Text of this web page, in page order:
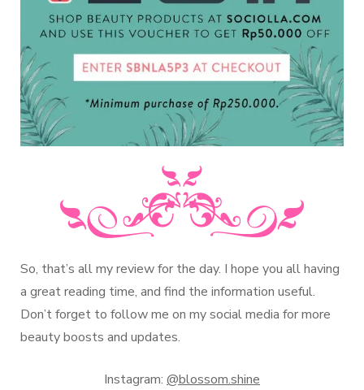
So, that’s all my review for the day. I hope you all having
a great reading time, and find the information useful.
Don’t forget to follow me on my social media for more
beauty boosts and updates.
Instagram: @blossom.shine